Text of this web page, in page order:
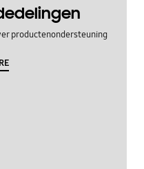
productenondersteuning